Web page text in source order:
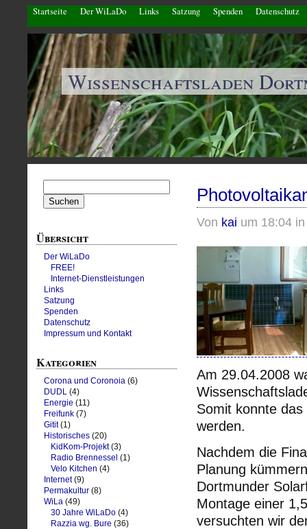
Startseite Der WiLaDo Links Satzung Spenden Datenschutz
Wissenschaftsladen
Von kai um 18:04
Am 29.04.2008
Somit konnte
werden.
Nachdem die
Planung
Dortmunder
Montage einer
versuchten wir
nach:
Übersicht
Der WiLaDo
FREE!
Internet-Dienstleistungen
Links
Satzung
Spenden
Datenschutz
Impressum und Kontakt
Kategorien
Corona und Coronoia (6)
DUDL
(4)
Energie (11)
Freifunk(7)
Gitit(1)
Historisches(20)
KidKom-Projekt(3)
Radio Brennessel (1)
Velo Kitchen (4)
Internet(9)
Permakultur(8)
WiLa (49)
30 Jahre WiLaDo(4)
Razzia wg. Bure (36)